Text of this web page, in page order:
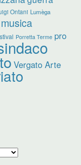
Ontani Lumèga
musica
Porretta Terme pro
Vergato Arte